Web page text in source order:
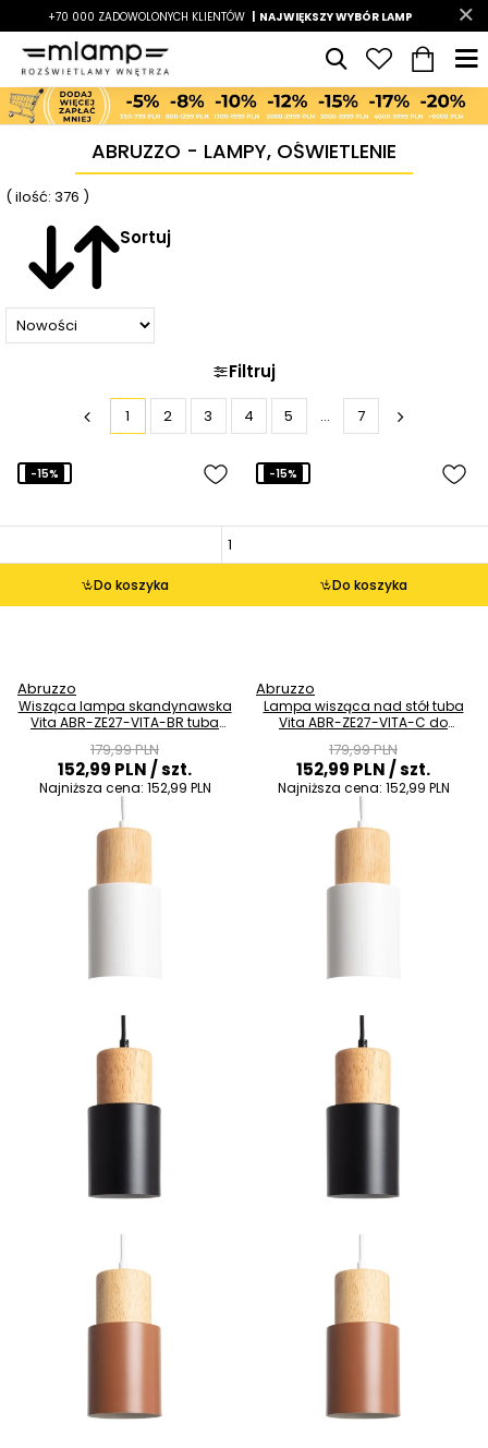
-7% LATO7
+70 000 ZADOWOLONYCH KLIENTÓW | NAJWIĘKSZY WYBÓR LAMP
| |
ABRUZZO - LAMPY, OŚWIETLENIE
( ilość: 376 )
Sortuj
Filtruj
1 2 3 4 5 ... 7
Do koszyka
-15%
Abruzzo
Wisząca lampa skandynawska
Vita ABR-ZE27-VITA-BR tuba
179,99 PLN
152,99 PLN/ szt.
Najniższa cena: 152,99 PLN
Do koszyka
-15%
Abruzzo
Lampa wisząca nad stół tuba
Vita ABR-ZE27-VITA-C do
179,99 PLN
152,99 PLN/ szt.
Najniższa cena: 152,99 PLN